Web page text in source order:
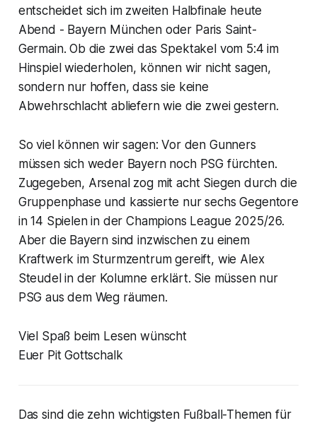
entscheidet sich im zweiten Halbfinale heute
Abend - Bayern München oder Paris Saint-
Germain. Ob die zwei das Spektakel vom 5:4 im
Hinspiel wiederholen, können wir nicht sagen,
sondern nur hoffen, dass sie keine
Abwehrschlacht abliefern wie die zwei gestern.
So viel können wir sagen: Vor den Gunners
müssen sich weder Bayern noch PSG fürchten.
Zugegeben, Arsenal zog mit acht Siegen durch die
Gruppenphase und kassierte nur sechs Gegentore
in 14 Spielen in der Champions League 2025/26.
Aber die Bayern sind inzwischen zu einem
Kraftwerk im Sturmzentrum gereift, wie Alex
Steudel in der Kolumne erklärt. Sie müssen nur
PSG aus dem Weg räumen.
Viel Spaß beim Lesen wünscht
Euer Pit Gottschalk
Das sind die zehn wichtigsten Fußball-Themen für